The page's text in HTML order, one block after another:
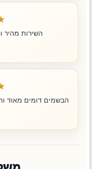
השירות מהיר
הבשמים דומים מאוד